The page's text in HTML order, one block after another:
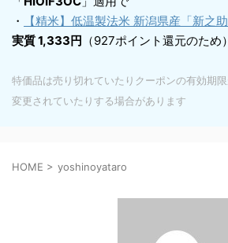
・
【精米】低温製法米 新潟県産「新之
実質 1,333円 （927ポイント還元のため）
特価品は売り切れていたりクーポンの有効期
変更されていたりする場合があります
HOME > yoshinoyataro